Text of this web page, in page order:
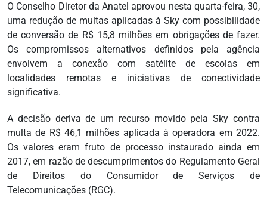
O Conselho Diretor da Anatel aprovou nesta quarta-feira, 30,
uma redução de multas aplicadas à Sky com possibilidade
de conversão de R$ 15,8 milhões em obrigações de fazer.
Os compromissos alternativos definidos pela agência
envolvem a conexão com satélite de escolas em
localidades remotas e iniciativas de conectividade
significativa.
A decisão deriva de um recurso movido pela Sky contra
multa de R$ 46,1 milhões aplicada à operadora em 2022.
Os valores eram fruto de processo instaurado ainda em
2017, em razão de descumprimentos do Regulamento Geral
de Direitos do Consumidor de Serviços de
Telecomunicações (RGC).